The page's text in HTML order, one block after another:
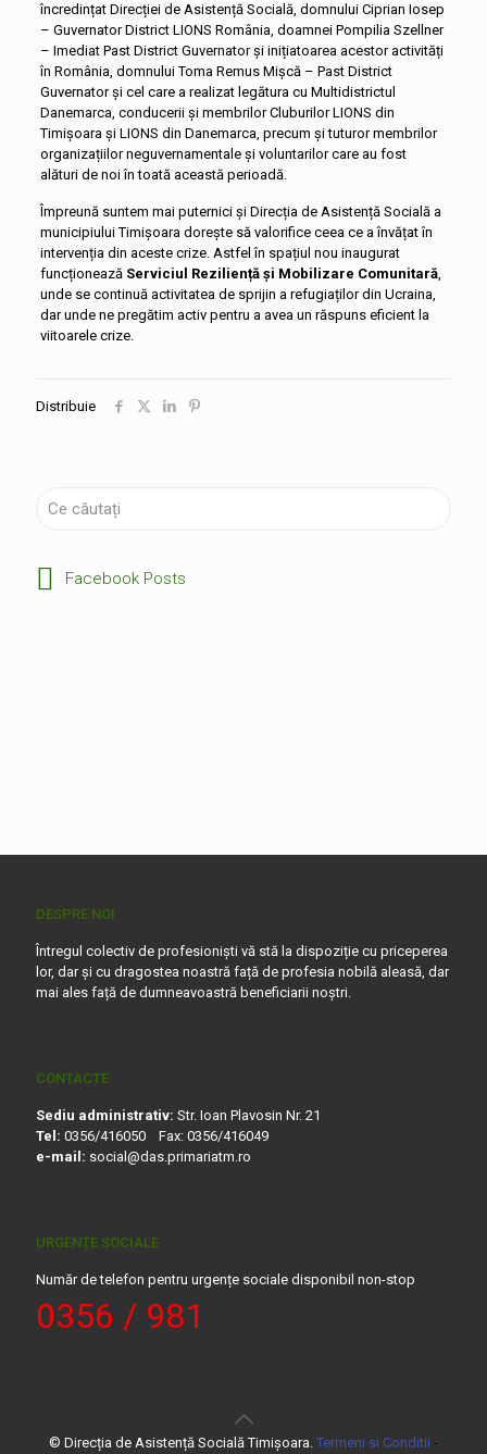
încredințat Direcției de Asistență Socială, domnului Ciprian Iosep
– Guvernator District LIONS România, doamnei Pompilia Szellner
– Imediat Past District Guvernator și inițiatoarea acestor activități
în România, domnului Toma Remus Mișcă – Past District
Guvernator și cel care a realizat legătura cu Multidistrictul
Danemarca, conducerii și membrilor Cluburilor LIONS din
Timișoara și LIONS din Danemarca, precum și tuturor membrilor
organizațiilor neguvernamentale și voluntarilor care au fost
alături de noi în toată această perioadă.
Împreună suntem mai puternici și Direcția de Asistență Socială a
municipiului Timișoara dorește să valorifice ceea ce a învățat în
intervenția din aceste crize. Astfel în spațiul nou inaugurat
funcționeazăServiciul Reziliență și Mobilizare Comunitară,
unde se continuă activitatea de sprijin a refugiaților din Ucraina,
dar unde ne pregătim activ pentru a avea un răspuns eficient la
viitoarele crize.
Distribuie
Facebook Posts
DESPRE NOI
Întregul colectiv de profesioniști vă stă la dispoziție cu priceperea
lor, dar și cu dragostea noastră față de profesia nobilă aleasă, dar
mai ales față de dumneavoastră beneficiarii noștri.
CONTACTE
Sediu administrativ: Str. Ioan Plavosin Nr. 21
Tel: 0356/416050 Fax: 0356/416049
e-mail: social@das.primariatm.ro
URGENȚE SOCIALE
Număr de telefon pentru urgențe sociale disponibil non-stop
0356 / 981
© Direcția de Asistență Socială Timișoara. Termeni si Conditii -